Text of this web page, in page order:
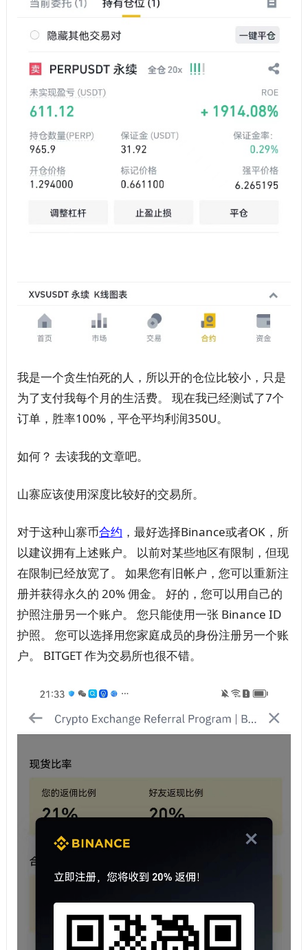
我是一个贪生怕死的人，所以开的仓位比较小，只是
为了支付我每个月的生活费。 现在我已经测试了7个
订单，胜率100%，平仓平均利润350U。
如何？ 去读我的文章吧。
山寨应该使用深度比较好的交易所。
对于这种山寨币合约 ，最好选择Binance或者OK，所
以建议拥有上述账户。 以前对某些地区有限制，但现
在限制已经放宽了。 如果您有旧帐户，您可以重新注
册并获得永久的 20% 佣金。 好的，您可以用自己的
护照注册另一个账户。 您只能使用一张 Binance ID
护照。 您可以选择用您家庭成员的身份注册另一个账
户。 BITGET 作为交易所也很不错。